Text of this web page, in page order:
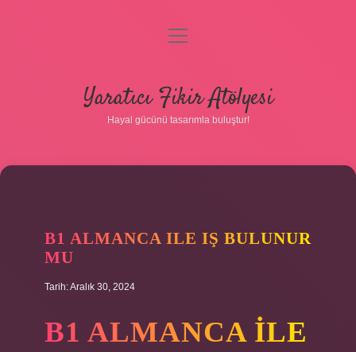
Gizlilik Politikası
Hakkımızda
menüyü
Yaratıcı Fikir Atölyesi
Hayal gücünü tasarımla buluştur!
B1 ALMANCA ILE IŞ BULUNUR
MU
Tarih: Aralık 30, 2024
B1 ALMANCA ILE